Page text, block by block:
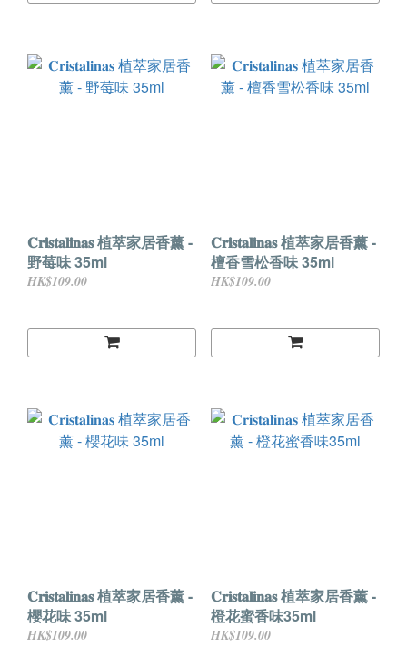
𝐂𝐫𝐢𝐬𝐭𝐚𝐥𝐢𝐧𝐚𝐬 植萃家居香薰 -
野莓味 35ml
HK$109.00
𝐂𝐫𝐢𝐬𝐭𝐚𝐥𝐢𝐧𝐚𝐬 植萃家居香薰 -
檀香雪松香味 35ml
HK$109.00
𝐂𝐫𝐢𝐬𝐭𝐚𝐥𝐢𝐧𝐚𝐬 植萃家居香薰 -
櫻花味 35ml
HK$109.00
𝐂𝐫𝐢𝐬𝐭𝐚𝐥𝐢𝐧𝐚𝐬 植萃家居香薰 -
橙花蜜香味35ml
HK$109.00